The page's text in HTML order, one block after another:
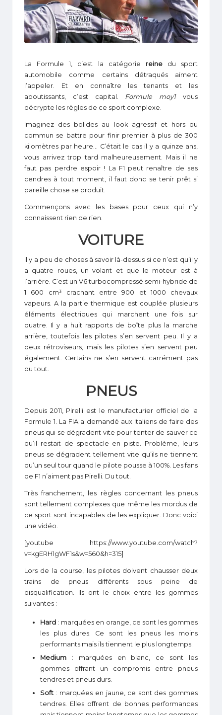
1
La Formule 1, c’est la catégorie reinedu sport
automobile comme certains détraqués aiment
l’appeler. Et en connaître les tenants et les
aboutissants, c’est capital. Formule moy1vous
décrypte les règles de ce sport complexe.
Imaginez des bolides au look agressif et hors du
commun se battre pour finir premier à plus de 300
kilomètres par heure… C’était le cas il y a quinze ans,
vous arrivez trop tard malheureusement. Mais il ne
faut pas perdre espoir ! La F1 peut renaître de ses
cendres à tout moment, il faut donc se tenir prêt si
pareille chose se produit.
Commençons avec les bases pour ceux qui n’y
connaissent rien de rien.
VOITURE
Il y a peu de choses à savoir là-dessus si ce n’est qu’il y
a quatre roues, un volant et que le moteur est à
l’arrière. C’est un V6 turbocompressé semi-hybride de
1 600 cm³ crachant entre 900 et 1000 chevaux
vapeurs. A la partie thermique est couplée plusieurs
éléments électriques qui marchent une fois sur
quatre. Il y a huit rapports de boîte plus la marche
arrière, toutefois les pilotes s’en servent peu. Il y a
deux rétroviseurs, mais les pilotes s’en servent peu
également. Certains ne s’en servent carrément pas
du tout.
PNEUS
Depuis 2011, Pirelli est le manufacturier officiel de la
Formule 1. La FIA a demandé aux Italiens de faire des
pneus qui se dégradent vite pour tenter de sauver ce
qu’il restait de spectacle en piste. Problème, leurs
pneus se dégradent tellement vite qu’ils ne tiennent
qu’un seul tour quand le pilote pousse à 100%. Les fans
de F1 n’aiment pas Pirelli. Du tout.
Très franchement, les règles concernant les pneus
sont tellement complexes que même les mordus de
ce sport sont incapables de les expliquer. Donc voici
une vidéo.
[youtube https://www.youtube.com/watch?
v=kgERH1gWF1s&w=560&h=315]
Lors de la course, les pilotes doivent chausser deux
trains de pneus différents sous peine de
disqualification. Ils ont le choix entre les gommes
suivantes :
Hard : marquées en orange, ce sont les gommes
les plus dures. Ce sont les pneus les moins
performants mais ils tiennent le plus longtemps.
Medium : marquées en blanc, ce sont les
gommes offrant un compromis entre pneus
tendres et pneus durs.
Soft : marquées en jaune, ce sont des gommes
tendres. Elles offrent de bonnes performances